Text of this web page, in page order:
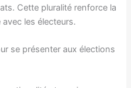
Cette pluralité renforce la
les électeurs.
se présenter aux élections